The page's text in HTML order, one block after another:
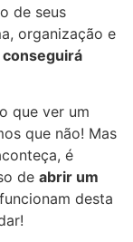
de seus
organização e
que ver um
que não! Mas
é
de abrir um
desta